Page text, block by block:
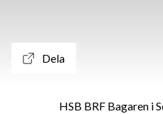
Dela
HSB BRF Bagaren i